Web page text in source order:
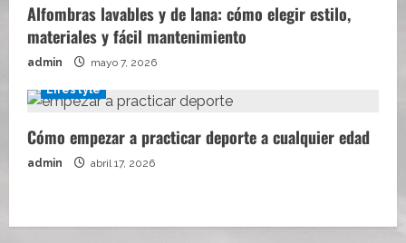
Alfombras lavables y de lana: cómo elegir estilo,
materiales y fácil mantenimiento
admin mayo 7, 2026
Lifestyle
Cómo empezar a practicar deporte a cualquier edad
admin abril 17, 2026